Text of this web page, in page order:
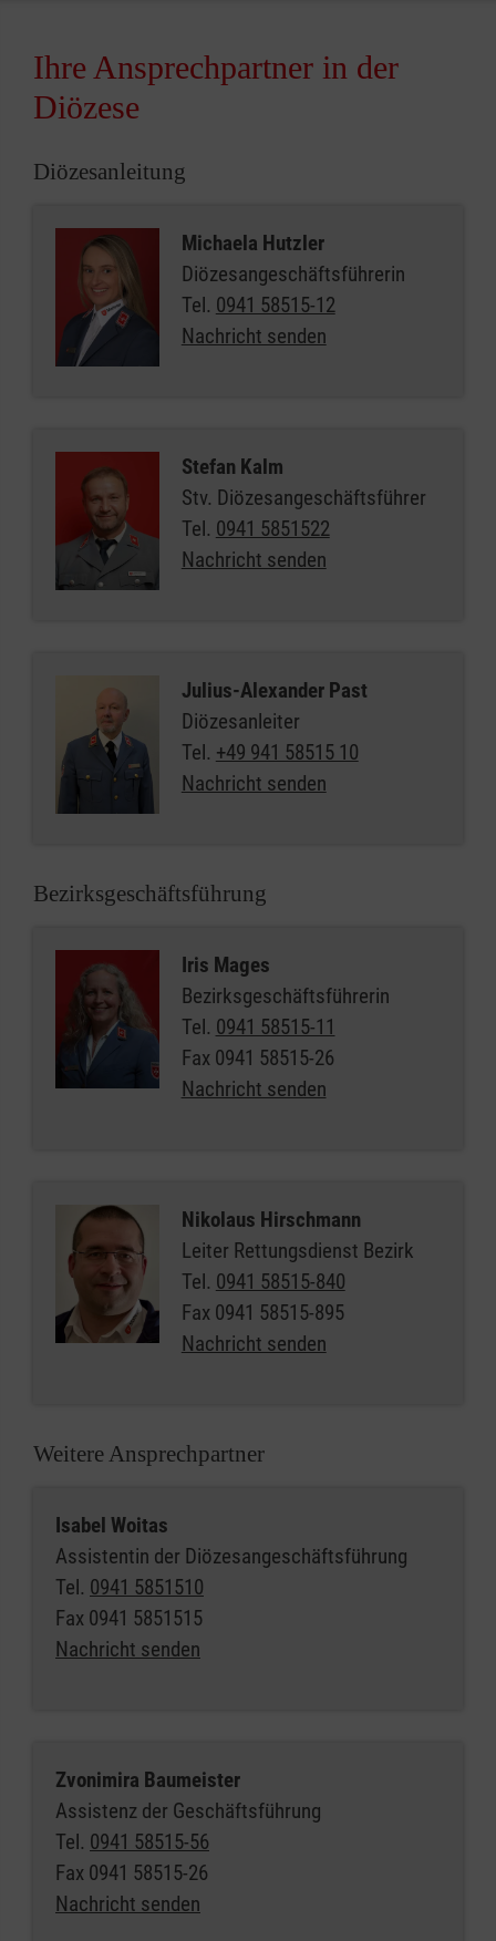
Ihre Ansprechpartner in der
Diözese
Diözesanleitung
Michaela Hutzler
Diözesangeschäftsführerin
Tel. 0941 58515-12
Nachricht senden
Stefan Kalm
Stv. Diözesangeschäftsführer
Tel. 0941 5851522
Nachricht senden
Julius-Alexander Past
Diözesanleiter
Tel. +49 941 58515 10
Nachricht senden
Bezirksgeschäftsführung
Iris Mages
Bezirksgeschäftsführerin
Tel. 0941 58515-11
Fax 0941 58515-26
Nachricht senden
Nikolaus Hirschmann
Leiter Rettungsdienst Bezirk
Tel. 0941 58515-840
Fax 0941 58515-895
Nachricht senden
Weitere Ansprechpartner
Isabel Woitas
Assistentin der Diözesangeschäftsführung
Tel. 0941 5851510
Fax 0941 5851515
Nachricht senden
Zvonimira Baumeister
Assistenz der Geschäftsführung
Tel. 0941 58515-56
Fax 0941 58515-26
Nachricht senden